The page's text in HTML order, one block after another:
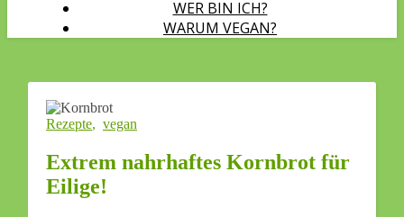
WER BIN ICH?
WARUM VEGAN?
Rezepte, vegan
Extrem nahrhaftes Kornbrot für
Eilige!